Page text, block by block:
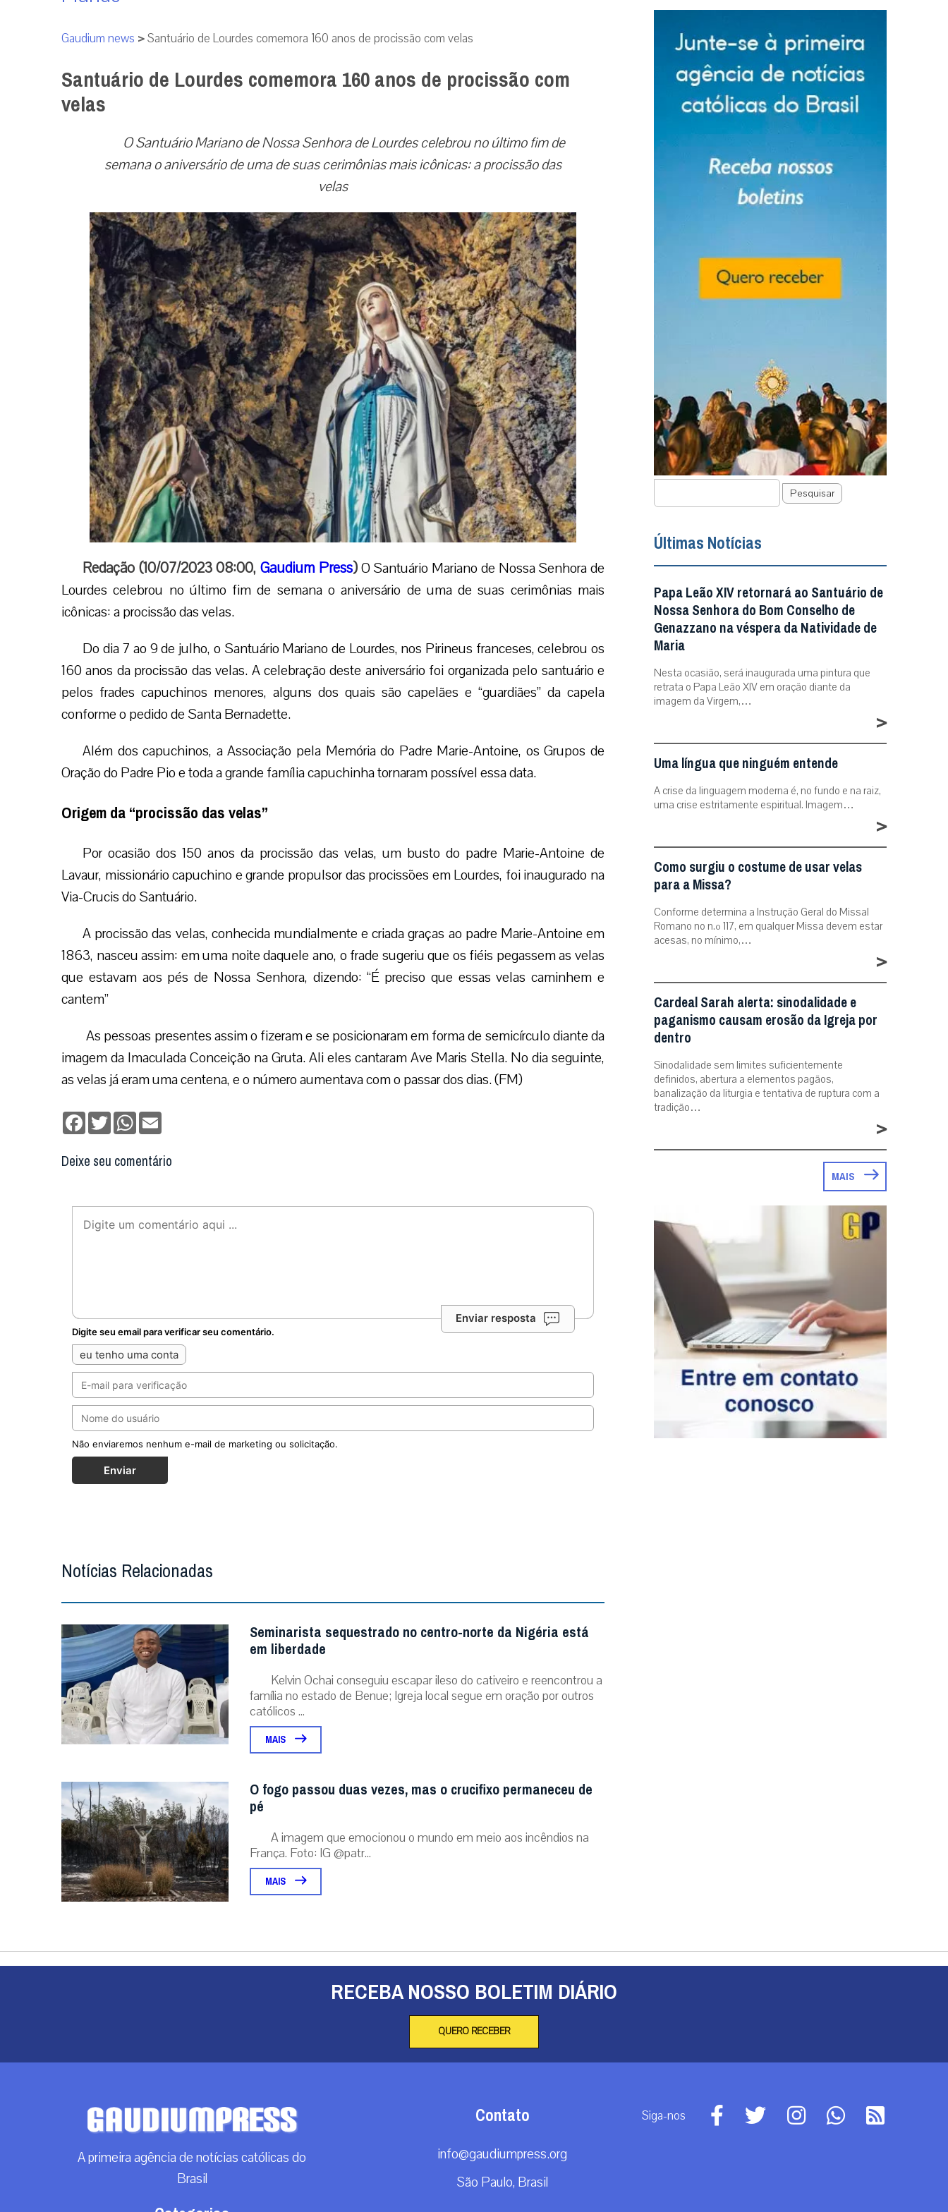
Gaudium news >Santuário de Lourdes comemora 160 anos de procissão com velas
Santuário de Lourdes comemora 160 anos de procissão com
velas
O Santuário Mariano de Nossa Senhora de Lourdes celebrou no último fim de
semana o aniversário de uma de suas cerimônias mais icônicas: a procissão das
velas
Redação (10/07/2023 08:00,Gaudium Press)O Santuário Mariano de Nossa Senhora de
Lourdes celebrou no último fim de semana o aniversário de uma de suas cerimônias mais
icônicas: a procissão das velas.
Do dia 7 ao 9 de julho, o Santuário Mariano de Lourdes, nos Pirineus franceses, celebrou os
160 anos da procissão das velas. A celebração deste aniversário foi organizada pelo santuário e
pelos frades capuchinos menores, alguns dos quais são capelães e “guardiães” da capela
conforme o pedido de Santa Bernadette.
Além dos capuchinos, a Associação pela Memória do Padre Marie-Antoine, os Grupos de
Oração do Padre Pio e toda a grande família capuchinha tornaram possível essa data.
Origem da “procissão das velas”
Por ocasião dos 150 anos da procissão das velas, um busto do padre Marie-Antoine de
Lavaur, missionário capuchino e grande propulsor das procissões em Lourdes, foi inaugurado na
Via-Crucis do Santuário.
A procissão das velas, conhecida mundialmente e criada graças ao padre Marie-Antoine em
1863, nasceu assim: em uma noite daquele ano, o frade sugeriu que os fiéis pegassem as velas
que estavam aos pés de Nossa Senhora, dizendo: “É preciso que essas velas caminhem e
cantem”
As pessoas presentes assim o fizeram e se posicionaram em forma de semicírculo diante da
imagem da Imaculada Conceição na Gruta. Ali eles cantaram Ave Maris Stella. No dia seguinte,
as velas já eram uma centena, e o número aumentava com o passar dos dias. (FM)
Facebook
TwitterWhatsApp
Deixe seu comentário
Enviar resposta
Digite seu email para verificar seu comentário.
eu tenho uma conta
Não enviaremos nenhum e-mail de marketing ou solicitação.
Enviar
Notícias Relacionadas
Seminarista sequestrado no centro-norte da Nigéria está
em liberdade
Kelvin Ochai conseguiu escapar ileso do cativeiro e reencontrou a
família no estado de Benue; Igreja local segue em oração por outros
católicos ...
MAIS
O fogo passou duas vezes, mas o crucifixo permaneceu de
pé
A imagem que emocionou o mundo em meio aos incêndios na
França. Foto: IG @patr...
MAIS
Pesquisar
Últimas Notícias
Papa Leão XIV retornará ao Santuário de
Nossa Senhora do Bom Conselho de
Genazzano na véspera da Natividade de
Maria
Nesta ocasião, será inaugurada uma pintura que
retrata o Papa Leão XIV em oração diante da
imagem da Virgem,…
>
Uma língua que ninguém entende
A crise da linguagem moderna é, no fundo e na raiz,
uma crise estritamente espiritual. Imagem…
>
Como surgiu o costume de usar velas
para a Missa?
Conforme determina a Instrução Geral do Missal
Romano no n.º 117, em qualquer Missa devem estar
acesas, no mínimo,…
>
Cardeal Sarah alerta: sinodalidade e
paganismo causam erosão da Igreja por
dentro
Sinodalidade sem limites suficientemente
definidos, abertura a elementos pagãos,
banalização da liturgia e tentativa de ruptura com a
tradição…
>
MAIS
RECEBA NOSSO BOLETIM DIÁRIO
QUERO RECEBER
A primeira agência de notícias católicas do
Brasil
Contato
info@gaudiumpress.org
São Paulo, Brasil
Siga-nos